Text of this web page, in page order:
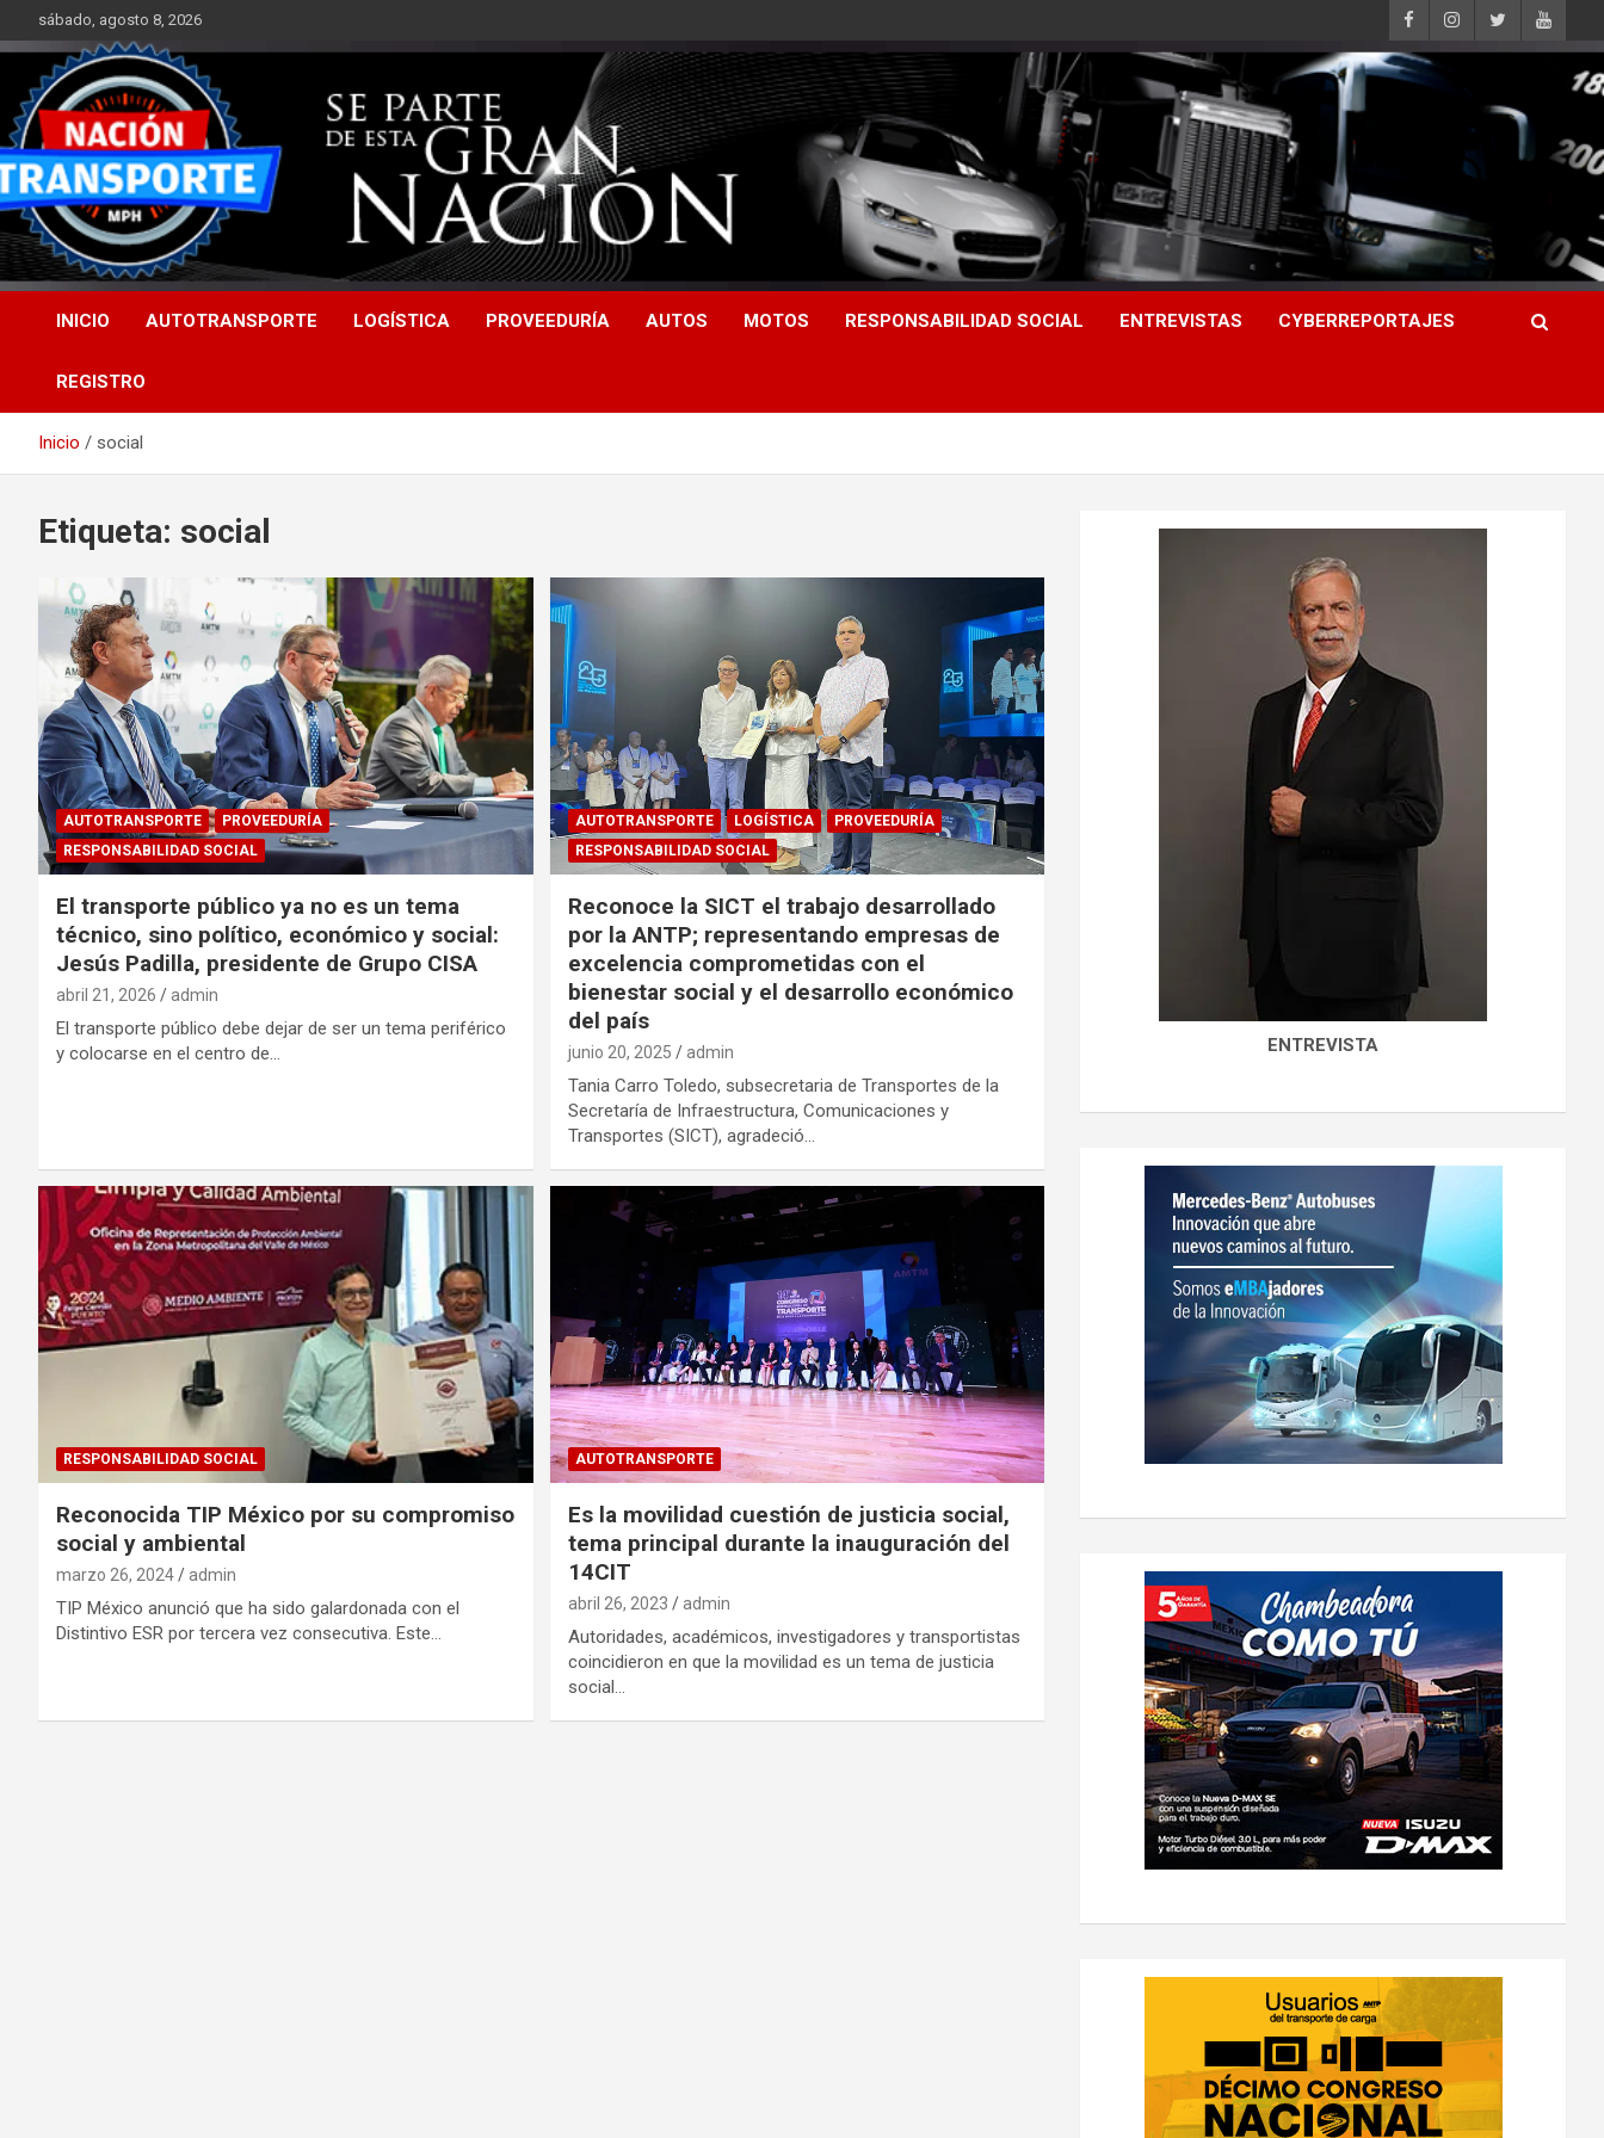
al
contenido
sábado, agosto 8, 2026
INICIO AUTOTRANSPORTE LOGÍSTICA PROVEEDURÍA AUTOS MOTOS RESPONSABILIDAD SOCIAL ENTREVISTAS CYBERREPORTAJES
REGISTRO
Inicio social
Etiqueta: social
AUTOTRANSPORTE
PROVEEDURÍA
RESPONSABILIDAD SOCIAL
El transporte público ya no es un tema
técnico, sino político, económico y social:
Jesús Padilla, presidente de Grupo CISA
abril 21, 2026 admin
El transporte público debe dejar de ser un tema periférico
y colocarse en el centro de…
AUTOTRANSPORTE LOGÍSTICA
PROVEEDURÍA
RESPONSABILIDAD SOCIAL
Reconoce la SICT el trabajo desarrollado
por la ANTP; representando empresas de
excelencia comprometidas con el
bienestar social y el desarrollo económico
del país
junio 20, 2025 admin
Tania Carro Toledo, subsecretaria de Transportes de la
Secretaría de Infraestructura, Comunicaciones y
Transportes (SICT), agradeció…
RESPONSABILIDAD SOCIAL
Reconocida TIP México por su compromiso
social y ambiental
marzo 26, 2024 admin
TIP México anunció que ha sido galardonada con el
Distintivo ESR por tercera vez consecutiva. Este…
AUTOTRANSPORTE
Es la movilidad cuestión de justicia social,
tema principal durante la inauguración del
14CIT
abril 26, 2023 admin
Autoridades, académicos, investigadores y transportistas
coincidieron en que la movilidad es un tema de justicia
social…
ENTREVISTA